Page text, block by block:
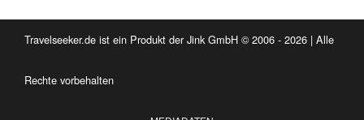
Travelseeker.de ist ein Produkt der Jink GmbH © 2006 - 2026 | Alle
Rechte vorbehalten